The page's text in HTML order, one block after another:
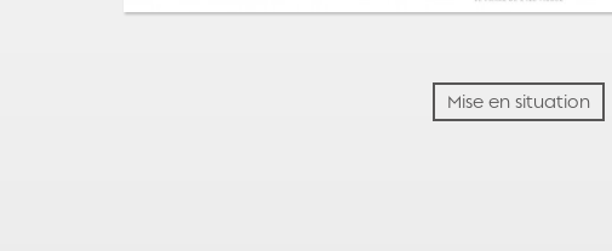
Mise en situation